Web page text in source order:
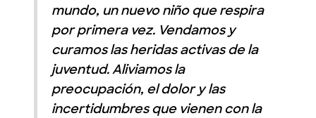
mundo, un nuevo niño que respira
por primera vez. Vendamos y
curamos las heridas activas de la
juventud. Aliviamos la
preocupación, el dolor y las
incertidumbres que vienen con la